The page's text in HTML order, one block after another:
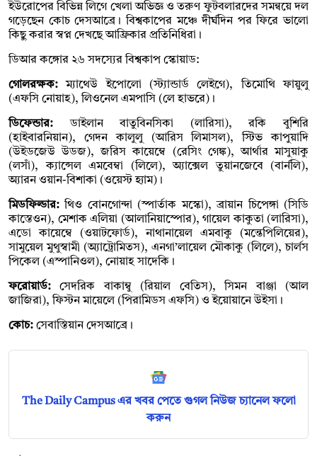
ইউরোপের বিভিন্ন লিগে খেলা অভিজ্ঞ ও তরুণ ফুটবলারদের সমন্বয়ে দল
গড়েছেন কোচ দেসআব্রে। বিশ্বকাপের মঞ্চে দীর্ঘদিন পর ফিরে ভালো
কিছু করার স্বপ্ন দেখছে আফ্রিকার প্রতিনিধিরা।
ডিআর কঙ্গোর ২৬ সদস্যের বিশ্বকাপ স্কোয়াড:
গোলরক্ষক:ম্যাথেউ ইপোলো (স্ট্যান্ডার্ড লেইগে), তিমোথি ফায়ুলু
(এফসি নোয়াহ), লিওনেল এমপাসি (লে হাভরে)।
ডিফেন্ডার: ডাইলান বাতুবিনসিকা (লারিসা), রকি বুশিরি
(হাইবারনিয়ান), গেদন কালুলু (আরিস লিমাসল), স্টিভ কাপুয়াদি
(উইডজেউ উডজ), জরিস কায়েম্বে (রেসিং গেঙ্ক), আর্থার মাসুয়াকু
(লসাঁ), ক্যান্সেল এমবেম্বা (লিলে), অ্যাক্সেল তুয়ানজেবে (বার্নলি),
অ্যারন ওয়ান-বিশাকা (ওয়েস্ট হ্যাম)।
মিডফিল্ডার:থিও বোনগোন্দা (স্পার্তাক মস্কো), ব্রায়ান চিপেঙ্গা (সিডি
কাস্তেওন), মেশাক এলিয়া (আলানিয়াস্পোর), গায়েল কাকুতা (লারিসা),
এডো কায়েম্বে (ওয়াটফোর্ড), নাথানায়েল এমবাকু (মন্তেপিলিয়ের),
সামুয়েল মুথুস্বামী (অ্যাট্রোমিতস), এনগা’লায়েল মৌকাকু (লিলে), চার্লস
পিকেল (এস্পানিওল), নোয়াহ সাদেকি।
ফরোয়ার্ড: সেদরিক বাকাম্বু (রিয়াল বেতিস), সিমন বাঞ্জা (আল
জাজিরা), ফিস্টন মায়েলে (পিরামিডস এফসি) ও ইয়োয়ানে উইসা।
কোচ: সেবাস্তিয়ান দেসআব্রে।
The Daily Campus এর খবর পেতে গুগল নিউজ চ্যানেল ফলো
করুন